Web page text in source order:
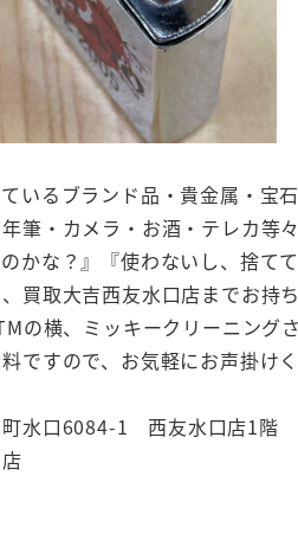
いるブランド品・貴金属・宝
筆・カメラ・お酒・テレカ等々
のかな？』『使わないし、捨て
買取大吉西友水口店までお持ち
の横、ミッキークリーニングさ
ですので、お気軽にお声掛け
町水口6084-1 西友水口店1階